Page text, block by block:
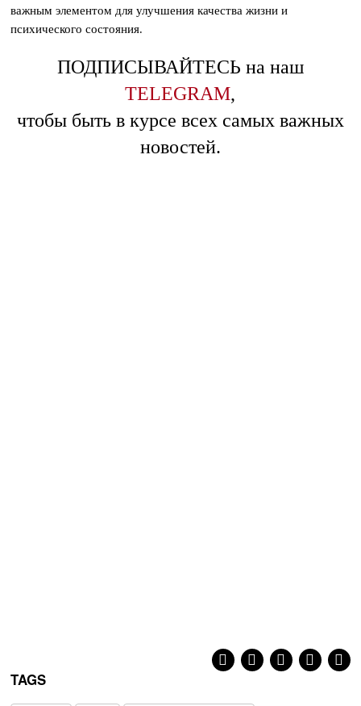
важным элементом для улучшения качества жизни и
психического состояния.
ПОДПИСЫВАЙТЕСЬ на наш
TELEGRAM,
чтобы быть в курсе всех самых важных
новостей.
TAGS